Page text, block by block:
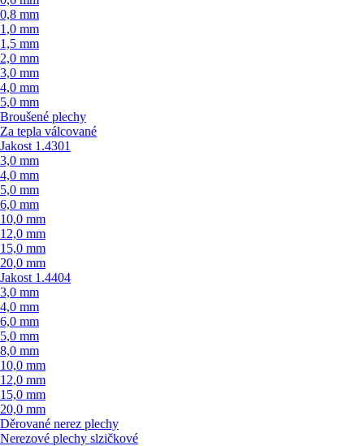
0,8 mm
1,0 mm
1,5 mm
2,0 mm
3,0 mm
4,0 mm
5,0 mm
Broušené plechy
Za tepla válcované
Jakost 1.4301
3,0 mm
4,0 mm
5,0 mm
6,0 mm
10,0 mm
12,0 mm
15,0 mm
20,0 mm
Jakost 1.4404
3,0 mm
4,0 mm
6,0 mm
5,0 mm
8,0 mm
10,0 mm
12,0 mm
15,0 mm
20,0 mm
Děrované nerez plechy
Nerezové plechy slzičkové